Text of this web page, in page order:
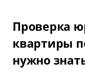
Проверка
квартиры
нужно